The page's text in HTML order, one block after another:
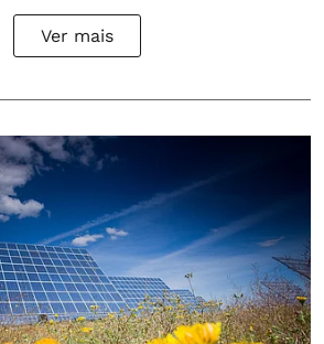
Ver mais